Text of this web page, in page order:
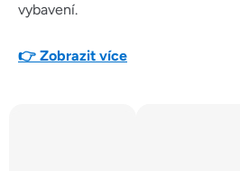
vybavení.
👉 Zobrazit více